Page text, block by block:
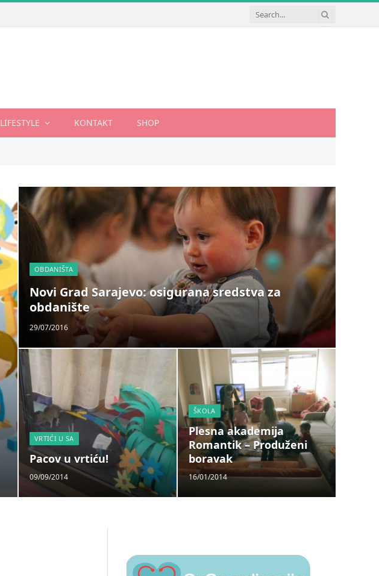
LIFESTYLE KONTAKT SHOP
OBDANIŠTA
Novi Grad Sarajevo: osigurana sredstva za
obdanište
29/07/2016
VRTIĆI U SA
Pacov u vrtiću!
09/09/2014
ŠKOLA
Plesna akademija
Romantik – Produženi
boravak
16/01/2014